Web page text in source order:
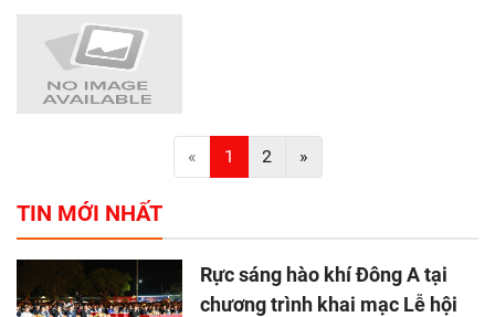
« 1 2 »
TIN MỚI NHẤT
Rực sáng hào khí Đông A tại
chương trình khai mạc Lễ hội